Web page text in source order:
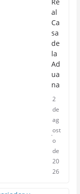
al
Ca
sa
de
la
Ad
ua
na
2
de
ag
ost
o
de
20
26